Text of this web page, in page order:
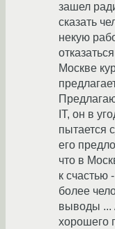
зашел
сказать
некую
Москве
IT, он в
пытается
его
что в
к счастью
более
выводы ...
хорошего